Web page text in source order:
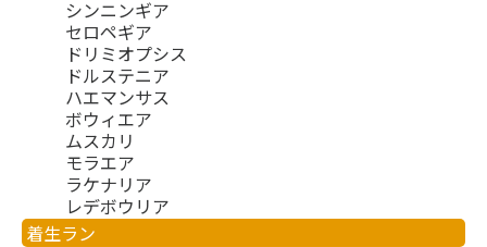
シンニンギア
セロペギア
ドリミオプシス
ドルステニア
ハエマンサス
ボウィエア
ムスカリ
モラエア
ラケナリア
レデボウリア
着生ラン